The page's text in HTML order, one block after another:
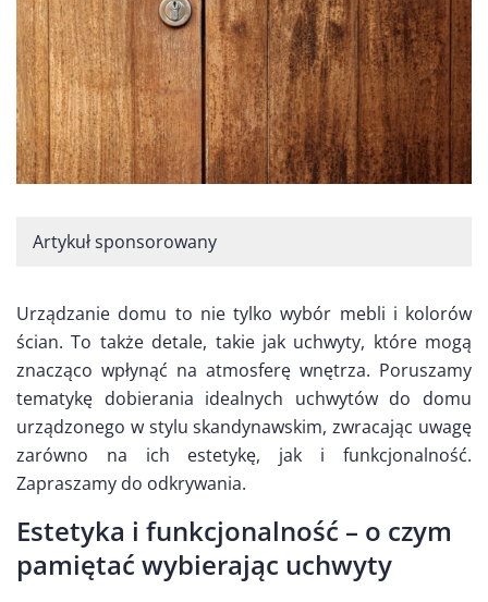
Artykuł sponsorowany
Urządzanie domu to nie tylko wybór mebli i kolorów
ścian. To także detale, takie jak uchwyty, które mogą
znacząco wpłynąć na atmosferę wnętrza. Poruszamy
tematykę dobierania idealnych uchwytów do domu
urządzonego w stylu skandynawskim, zwracając uwagę
zarówno na ich estetykę, jak i funkcjonalność.
Zapraszamy do odkrywania.
Estetyka i funkcjonalność – o czym
pamiętać wybierając uchwyty